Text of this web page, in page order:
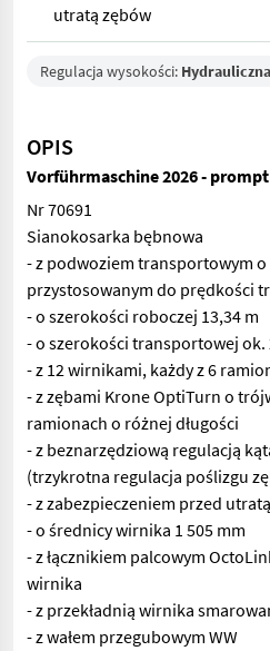
utratą zębów
Regulacja wysokości:
OPIS
Vorführmaschine 2026 -
Nr 70691
Sianokosarka bębnowa
- z podwoziem transportowym
przystosowanym do prędkości
- o szerokości roboczej 13,34 m
- o szerokości transportowej ok.
- z 12 wirnikami, każdy z 6
- z zębami Krone OptiTurn o
ramionach o różnej długości
- z beznarzędziową regulacją
(trzykrotna regulacja poślizgu
- z zabezpieczeniem przed
- o średnicy wirnika 1 505 mm
- z łącznikiem palcowym
wirnika
- z przekładnią wirnika
- z wałem przegubowym WW